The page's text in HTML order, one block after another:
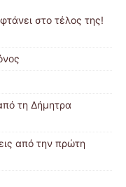
στο τέλος της!
τη Δήμητρα
από την πρώτη